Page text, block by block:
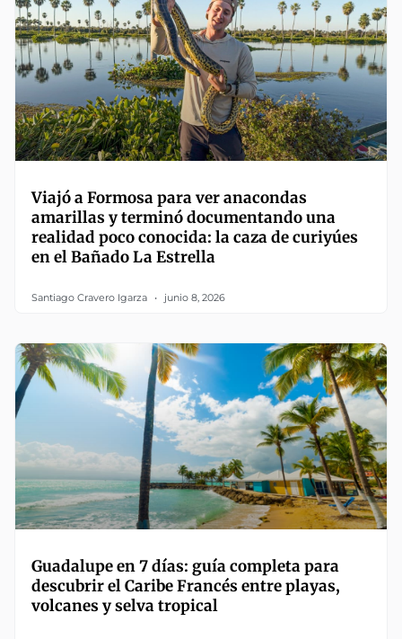
Viajó a Formosa para ver anacondas
amarillas y terminó documentando una
realidad poco conocida: la caza de curiyúes
en el Bañado La Estrella
Santiago Cravero Igarza junio 8, 2026
Guadalupe en 7 días: guía completa para
descubrir el Caribe Francés entre playas,
volcanes y selva tropical